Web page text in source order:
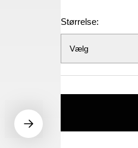
Størrelse:
Vælg